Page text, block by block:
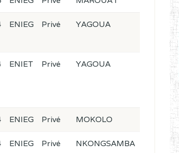
ENIEG Privé YAGOUA
ENIET Privé YAGOUA
ENIEG Privé MOKOLO
ENIEG Privé NKONGSAMBA